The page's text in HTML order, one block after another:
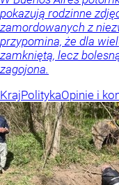
pokazują rodzinne
zamordowanych z
przypomina, że dla
zamkniętą, lecz
zagojona.
KrajPolitykaOpinie i